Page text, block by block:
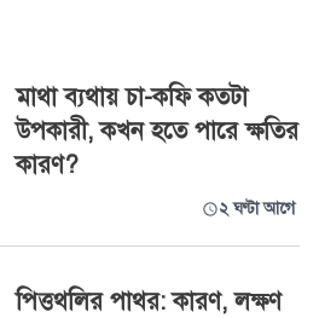
মাথা ব্যথায় চা-কফি কতটা
উপকারী, কখন হতে পারে ক্ষতির
কারণ?
২ ঘণ্টা আগে
পিত্তথলির পাথর: কারণ, লক্ষণ